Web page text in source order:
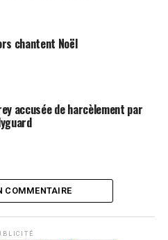
chantent Noël
accusée de harcèlement par
COMMENTAIRE